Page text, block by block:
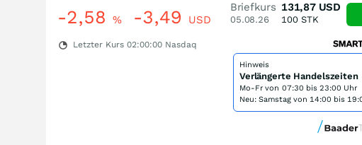
-2,58 % -3,49 USD
Letzter Kurs 02:00:00 Nasdaq
Briefkurs
05.08.26
131,87 USD
100STK
Hinweis
Verlängerte Handelszeiten
Mo-Fr von 07:30 bis 23:00 Uhr
Neu: Samstag von 14:00 bis